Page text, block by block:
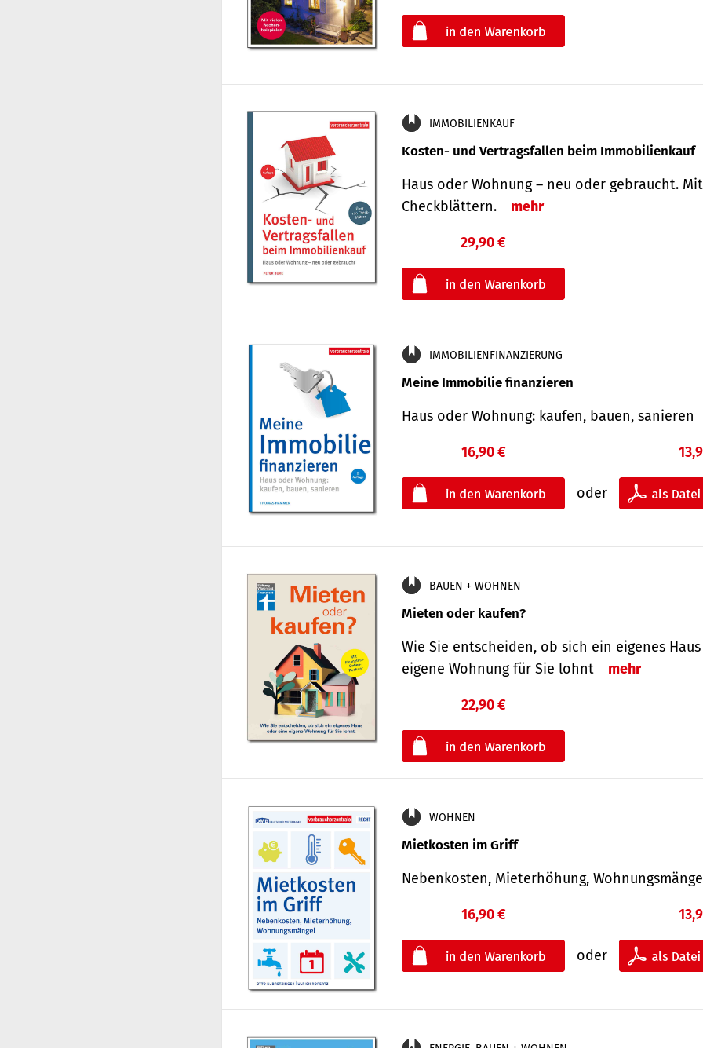
IMMOBILIENKAUF
Kosten- und Vertragsfallen beim Immobilienkauf
Haus oder Wohnung – neu oder gebraucht.
Check­blättern.
mehr
29,90 €
IMMOBILIENFINANZIERUNG
Meine Immobilie finanzieren
Haus oder Wohnung: kaufen, bauen, sanieren
16,90 €
oder
BAUEN + WOHNEN
Mieten oder kaufen?
Wie Sie entscheiden, ob sich ein eigenes
eigene Wohnung für Sie lohnt
mehr
22,90 €
WOHNEN
Mietkosten im Griff
Nebenkosten, Mieterhöhung,
16,90 €
oder